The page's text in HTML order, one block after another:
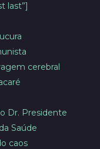
last”]
cerebral
Dr. Presidente
Saúde
caos